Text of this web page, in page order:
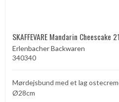
SKAFFEVARE Mandarin Cheescake
Erlenbacher Backwaren
340340
Mørdejsbund med et lag
Ø28cm